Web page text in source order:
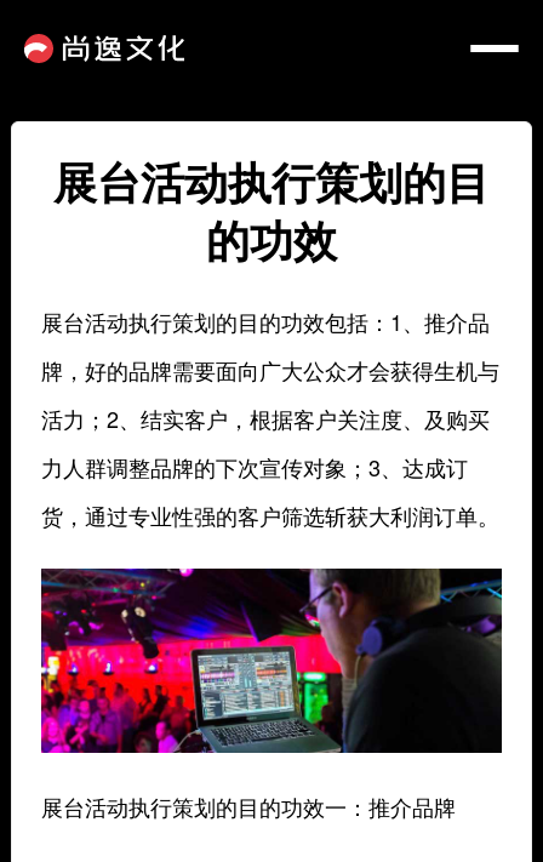
展台活动执行策划的目
的功效
展台活动执行策划的目的功效包括：1、推介品
牌，好的品牌需要面向广大公众才会获得生机与
活力；2、结实客户，根据客户关注度、及购买
力人群调整品牌的下次宣传对象；3、达成订
货，通过专业性强的客户筛选斩获大利润订单。
展台活动执行策划的目的功效一：推介品牌